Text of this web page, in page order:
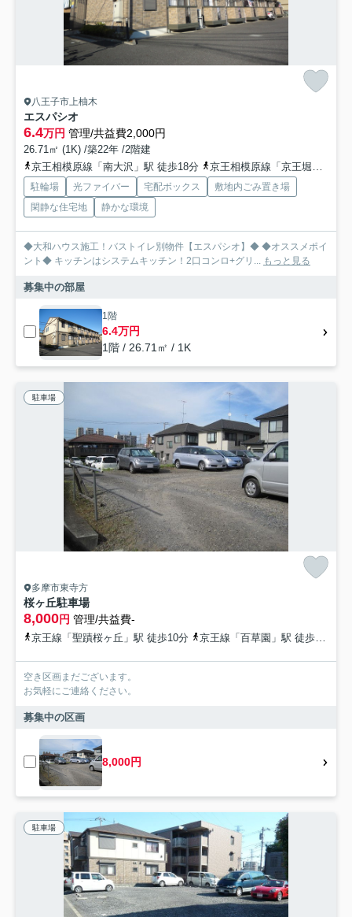
八王子市上柚木
エスパシオ
6.4万円 管理/共益費2,000円
26.71㎡ (1K) /築22年 /2階建
京王相模原線「南大沢」駅 徒歩18分
京王相模原線「京王堀之内」駅 徒歩37分
駐輪場 光ファイバー 宅配ボックス
敷地内ごみ置き場
閑静な住宅地
静かな環境
◆大和ハウス施工！バストイレ別物件【エスパシオ】◆ ◆オススメポイ
ント◆ キッチンはシステムキッチン！2口コンロ+グリ...
もっと見る
募集中の部屋
1階
6.4万円
1階 / 26.71㎡ / 1K
駐車場
多摩市東寺方
桜ヶ丘駐車場
8,000円 管理/共益費-
京王線「聖蹟桜ヶ丘」駅 徒歩10分 京王線「百草園」駅 徒歩22分
空き区画まだございます。
お気軽にご連絡ください。
募集中の区画
8,000円
駐車場